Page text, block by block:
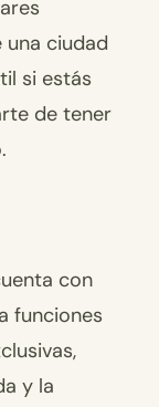
ciudad
si estás
de tener
con
funciones
y la